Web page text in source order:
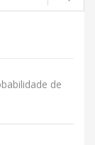
de